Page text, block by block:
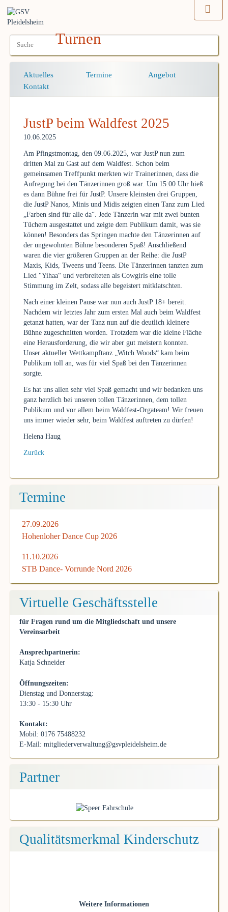
Turnen
Navigation
überspringen
Aktuelles Termine
Angebot
Kontakt
JustP beim Waldfest 2025
10.06.2025
Am Pfingstmontag, den 09.06.2025, war JustP nun zum
dritten Mal zu Gast auf dem Waldfest. Schon beim
gemeinsamen Treffpunkt merkten wir Trainerinnen, dass die
Aufregung bei den Tänzerinnen groß war. Um 15:00 Uhr hieß
es dann Bühne frei für JustP. Unsere kleinsten drei Gruppen,
die JustP Nanos, Minis und Midis zeigten einen Tanz zum Lied
„Farben sind für alle da“. Jede Tänzerin war mit zwei bunten
Tüchern ausgestattet und zeigte dem Publikum damit, was sie
können! Besonders das Springen machte den Tänzerinnen auf
der ungewohnten Bühne besonderen Spaß! Anschließend
waren die vier größeren Gruppen an der Reihe: die JustP
Maxis, Kids, Tweens und Teens. Die Tänzerinnen tanzten zum
Lied "Yihaa“ und verbreiteten als Cowgirls eine tolle
Stimmung im Zelt, sodass alle begeistert mitklatschten.
Nach einer kleinen Pause war nun auch JustP 18+ bereit.
Nachdem wir letztes Jahr zum ersten Mal auch beim Waldfest
getanzt hatten, war der Tanz nun auf die deutlich kleinere
Bühne zugeschnitten worden. Trotzdem war die kleine Fläche
eine Herausforderung, die wir aber gut meistern konnten.
Unser aktueller Wettkampftanz „Witch Woods“ kam beim
Publikum toll an, was für viel Spaß bei den Tänzerinnen
sorgte.
Es hat uns allen sehr viel Spaß gemacht und wir bedanken uns
ganz herzlich bei unseren tollen Tänzerinnen, dem tollen
Publikum und vor allem beim Waldfest-Orgateam! Wir freuen
uns immer wieder sehr, beim Waldfest auftreten zu dürfen!
Helena Haug
Zurück
Termine
27.09.2026
Hohenloher Dance Cup 2026
11.10.2026
STB Dance- Vorrunde Nord 2026
Virtuelle Geschäftsstelle
für Fragen rund um die Mitgliedschaft und unsere
Vereinsarbeit
Ansprechpartnerin:
Katja Schneider
Öffnungszeiten:
Dienstag und Donnerstag:
13:30 - 15:30 Uhr
Kontakt:
Mobil: 0176 75488232
E-Mail: mitgliederverwaltung@gsvpleidelsheim.de
Partner
Qualitätsmerkmal Kinderschutz
Weitere Informationen